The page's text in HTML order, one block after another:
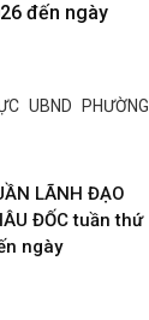
đến ngày
UBND PHƯỜNG
LÃNH ĐẠO
ĐỐC tuần thứ
ngày